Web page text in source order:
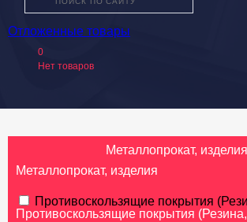
О КОМПАНИИ
КАТАЛОГ ТОВАРОВ
ПРОИЗВОДИТЕЛИ
КАК КУПИТЬ
Отложенные товары
0
Нет товаров
Металлопрокат, изделия
Металлопрокат, изделия
АЛЮМИНИЕВЫЙ ПРОКАТ
Противоскользящие покрытия
Противоскользящие покрытия